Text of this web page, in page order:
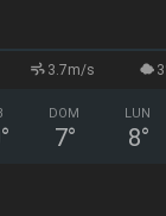
3.7m/s
°
DOM
7°
LUN
8°